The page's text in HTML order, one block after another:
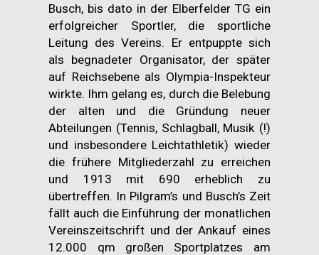
Busch, bis dato in der Elberfelder TG ein
erfolgreicher Sportler, die sportliche
Leitung des Vereins. Er entpuppte sich
als begnadeter Organisator, der später
auf Reichsebene als Olympia-Inspekteur
wirkte. Ihm gelang es, durch die Belebung
der alten und die Gründung neuer
Abteilungen (Tennis, Schlagball, Musik (!)
und insbesondere Leichtathletik) wieder
die frühere Mitgliederzahl zu erreichen
und 1913 mit 690 erheblich zu
übertreffen. In Pilgram’s und Busch’s Zeit
fällt auch die Einführung der monatlichen
Vereinszeitschrift und der Ankauf eines
12.000 qm großen Sportplatzes am